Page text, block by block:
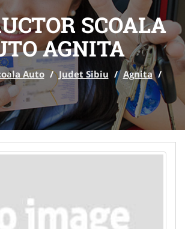
SCOALA
AGNITA
Auto / Judet Sibiu / Agnita /